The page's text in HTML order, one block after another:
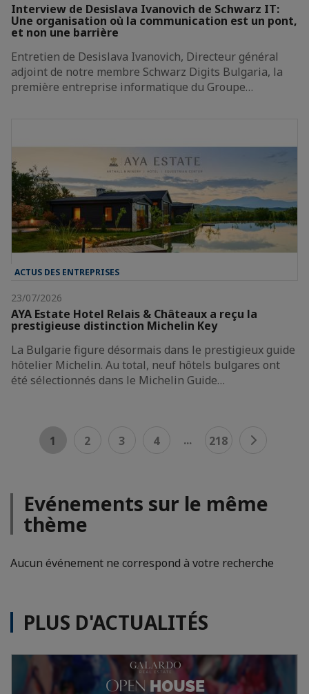
Interview de Desislava Ivanovich de Schwarz IT:
Une organisation où la communication est un pont,
et non une barrière
Entretien de Desislava Ivanovich, Directeur général
adjoint de notre membre Schwarz Digits Bulgaria, la
première entreprise informatique du Groupe…
ACTUS DES ENTREPRISES
23/07/2026
AYA Estate Hotel Relais & Châteaux a reçu la
prestigieuse distinction Michelin Key
La Bulgarie figure désormais dans le prestigieux guide
hôtelier Michelin. Au total, neuf hôtels bulgares ont
été sélectionnés dans le Michelin Guide…
1 2 3 4 ... 218
Evénements sur le même
thème
Aucun événement ne correspond à votre recherche
PLUS D'ACTUALITÉS